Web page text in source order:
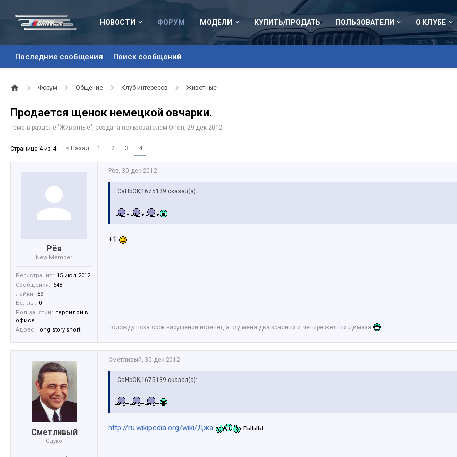
НОВОСТИ ФОРУМ
Последние сообщения Поиск сообщений
МОДЕЛИ КУПИТЬ/ПРОДАТЬ ПОЛЬЗОВАТЕЛИ О КЛУБЕ
Форум Общение Клуб интересов Животные
Продается щенок немецкой овчарки.
Тема в разделе "Животные", создана пользователем Orlen, 29 дек 2012.
Страница 4 из 4 < Назад 1 2 3 4
Рёв
New Member
Регистрация: 15 июл 2012
Сообщения: 648
Лайки: 59
Баллы: 0
Род занятий: терпилой в
офисе
Адрес: long story short
Рёв, 30 дек 2012
CaHbOK;1675139 сказал(а):
+1
подожду пока срок нарушений истечёт, ато у меня два красных и четыре жёлтых Димаза
Сметливый
Сцуко
Сметливый, 30 дек 2012
CaHbOK;1675139 сказал(а):
http://ru.wikipedia.org/wiki/Джа гыыы